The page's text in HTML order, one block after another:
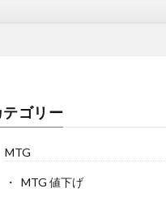
テゴリー
MTG
MTG 値下げ